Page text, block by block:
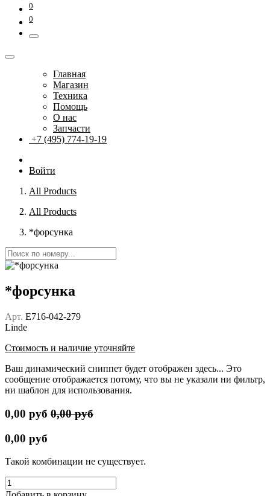
0
0
Главная
Магазин
Техника
Помощь
О нас
Запчасти
+7 (495) 774-19-19
Войти
All Products
All Products
*форсунка
*форсунка
Арт. E716-042-279
Linde
Стоимость и наличие уточняйте
Ваш динамический сниппет будет отображен здесь... Это
сообщение отображается потому, что вы не указали ни фильтр,
ни шаблон для использования.
0,00 руб 0,00руб
0,00 руб
Такой комбинации не существует.